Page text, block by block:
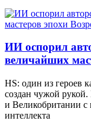
ИИ оспорил
величайших
HS: один из героев
создан чужой
и Великобритании с
интеллекта